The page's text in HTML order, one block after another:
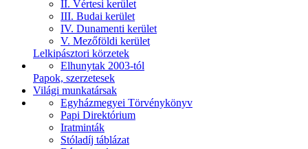
II. Vértesi kerület
III. Budai kerület
IV. Dunamenti kerület
V. Mezőföldi kerület
Lelkipásztori körzetek
Elhunytak 2003-tól
Papok, szerzetesek
Világi munkatársak
Egyházmegyei Törvénykönyv
Papi Direktórium
Iratminták
Stóladíj táblázat